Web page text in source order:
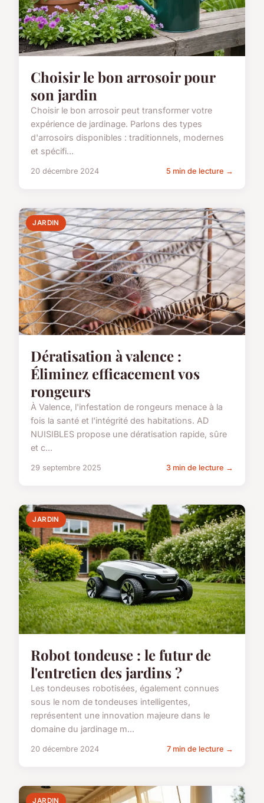
Choisir le bon arrosoir pour
son jardin
Choisir le bon arrosoir peut transformer votre
expérience de jardinage. Parlons des types
d'arrosoirs disponibles : traditionnels, modernes
et spécifi...
20 décembre 2024 5 min de lecture →
JARDIN
Dératisation à valence :
Éliminez efficacement vos
rongeurs
À Valence, l'infestation de rongeurs menace à la
fois la santé et l'intégrité des habitations. AD
NUISIBLES propose une dératisation rapide, sûre
et c...
29 septembre 2025 3 min de lecture →
JARDIN
Robot tondeuse : le futur de
l'entretien des jardins ?
Les tondeuses robotisées, également connues
sous le nom de tondeuses intelligentes,
représentent une innovation majeure dans le
domaine du jardinage m...
20 décembre 2024 7 min de lecture →
JARDIN